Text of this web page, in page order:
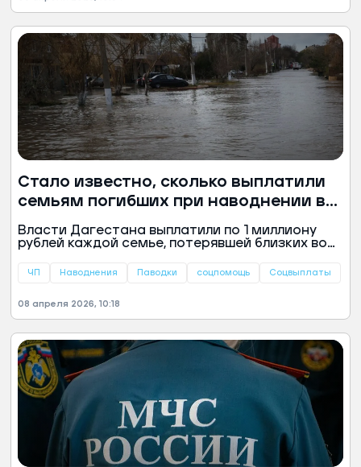
Стало известно, сколько выплатили
семьям погибших при наводнении в
Дагестане
Власти Дагестана выплатили по 1 миллиону
рублей каждой семье, потерявшей близких во
ЧП Наводнения Паводки соцпомощь Соцвыплаты
08 апреля 2026, 10:18